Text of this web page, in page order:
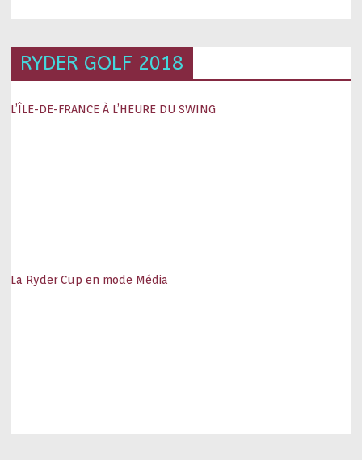
RYDER GOLF 2018
L’ÎLE-DE-FRANCE À L’HEURE DU SWING
La Ryder Cup en mode Média